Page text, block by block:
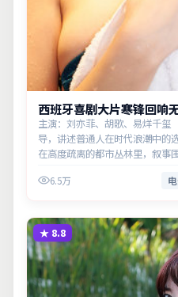
西班牙喜剧大片寒锋回响
主演：刘亦菲、胡歌、易烊千
导，讲述普通人在时代浪潮中的
在高度疏离的都市丛林里，叙事
现实意义。
6.5万
★ 8.8